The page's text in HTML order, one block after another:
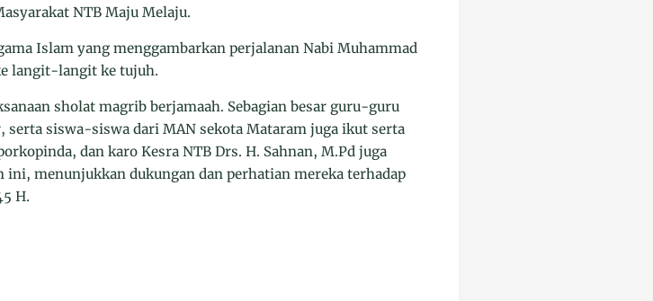
NTB Maju Melaju.
Islam yang menggambarkan perjalanan Nabi Muhammad
langit-langit ke tujuh.
sholat magrib berjamaah. Sebagian besar guru-guru
siswa-siswa dari MAN sekota Mataram juga ikut serta
dan karo Kesra NTB Drs. H. Sahnan, M.Pd juga
ini, menunjukkan dukungan dan perhatian mereka terhadap
H.